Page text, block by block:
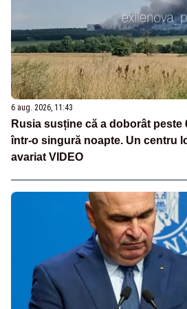
6 aug. 2026, 11:43
Rusia susține că a doborât peste
într-o singură noapte. Un centru
avariat VIDEO